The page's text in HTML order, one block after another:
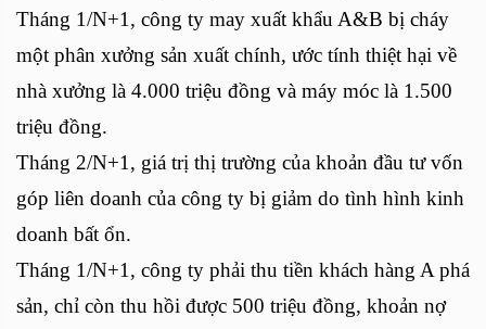
Tháng 1/N+1, công ty may xuất khẩu A&B bị cháy
một phân xưởng sản xuất chính, ước tính thiệt hại về
nhà xưởng là 4.000 triệu đồng và máy móc là 1.500
triệu đồng.
Tháng 2/N+1, giá trị thị trường của khoản đầu tư vốn
góp liên doanh của công ty bị giảm do tình hình kinh
doanh bất ổn.
Tháng 1/N+1, công ty phải thu tiền khách hàng A phá
sản, chỉ còn thu hồi được 500 triệu đồng, khoản nợ